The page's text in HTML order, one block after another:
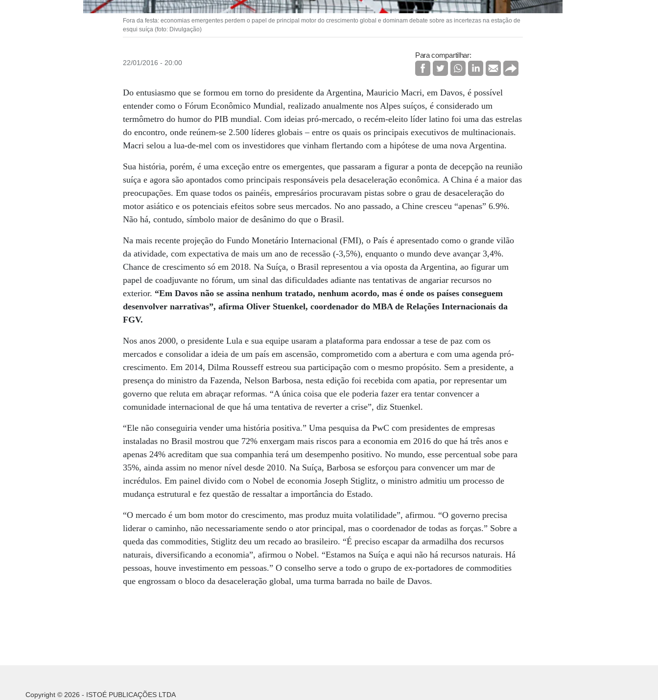
Fora da festa: economias emergentes perdem o papel de principal motor do crescimento global e dominam debate sobre as incertezas na estação de
esqui suíça (foto: Divulgação)
22/01/2016 - 20:00
Para compartilhar:
Do entusiasmo que se formou em torno do presidente da Argentina, Mauricio Macri, em Davos, é possível
entender como o Fórum Econômico Mundial, realizado anualmente nos Alpes suíços, é considerado um
termômetro do humor do PIB mundial. Com ideias pró-mercado, o recém-eleito líder latino foi uma das estrelas
do encontro, onde reúnem-se 2.500 líderes globais – entre os quais os principais executivos de multinacionais.
Macri selou a lua-de-mel com os investidores que vinham flertando com a hipótese de uma nova Argentina.
Sua história, porém, é uma exceção entre os emergentes, que passaram a figurar a ponta de decepção na reunião
suíça e agora são apontados como principais responsáveis pela desaceleração econômica. A China é a maior das
preocupações. Em quase todos os painéis, empresários procuravam pistas sobre o grau de desaceleração do
motor asiático e os potenciais efeitos sobre seus mercados. No ano passado, a Chine cresceu “apenas” 6.9%.
Não há, contudo, símbolo maior de desânimo do que o Brasil.
Na mais recente projeção do Fundo Monetário Internacional (FMI), o País é apresentado como o grande vilão
da atividade, com expectativa de mais um ano de recessão (-3,5%), enquanto o mundo deve avançar 3,4%.
Chance de crescimento só em 2018. Na Suíça, o Brasil representou a via oposta da Argentina, ao figurar um
papel de coadjuvante no fórum, um sinal das dificuldades adiante nas tentativas de angariar recursos no
exterior. “Em Davos não se assina nenhum tratado, nenhum acordo, mas é onde os países conseguem
desenvolver narrativas”, afirma Oliver Stuenkel, coordenador do MBA de Relações Internacionais da
FGV.
Nos anos 2000, o presidente Lula e sua equipe usaram a plataforma para endossar a tese de paz com os
mercados e consolidar a ideia de um país em ascensão, comprometido com a abertura e com uma agenda pró-
crescimento. Em 2014, Dilma Rousseff estreou sua participação com o mesmo propósito. Sem a presidente, a
presença do ministro da Fazenda, Nelson Barbosa, nesta edição foi recebida com apatia, por representar um
governo que reluta em abraçar reformas. “A única coisa que ele poderia fazer era tentar convencer a
comunidade internacional de que há uma tentativa de reverter a crise”, diz Stuenkel.
“Ele não conseguiria vender uma história positiva.” Uma pesquisa da PwC com presidentes de empresas
instaladas no Brasil mostrou que 72% enxergam mais riscos para a economia em 2016 do que há três anos e
apenas 24% acreditam que sua companhia terá um desempenho positivo. No mundo, esse percentual sobe para
35%, ainda assim no menor nível desde 2010. Na Suíça, Barbosa se esforçou para convencer um mar de
incrédulos. Em painel divido com o Nobel de economia Joseph Stiglitz, o ministro admitiu um processo de
mudança estrutural e fez questão de ressaltar a importância do Estado.
“O mercado é um bom motor do crescimento, mas produz muita volatilidade”, afirmou. “O governo precisa
liderar o caminho, não necessariamente sendo o ator principal, mas o coordenador de todas as forças.” Sobre a
queda das commodities, Stiglitz deu um recado ao brasileiro. “É preciso escapar da armadilha dos recursos
naturais, diversificando a economia”, afirmou o Nobel. “Estamos na Suíça e aqui não há recursos naturais. Há
pessoas, houve investimento em pessoas.” O conselho serve a todo o grupo de ex-portadores de commodities
que engrossam o bloco da desaceleração global, uma turma barrada no baile de Davos.
Copyright © 2026 - ISTOÉ PUBLICAÇÕES LTDA